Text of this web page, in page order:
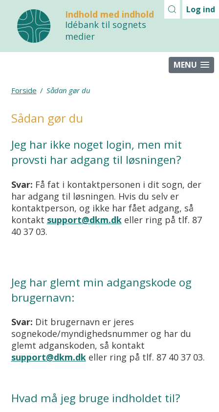
Log ind
Indhold med indhold
Idébank til sognets
medier
MENU
Forside / Sådan gør du
Sådan gør du
Jeg har ikke noget login, men mit
provsti har adgang til løsningen?
Svar: Få fat i kontaktpersonen i dit sogn, der
har adgang til løsningen. Hvis du selv er
kontaktperson, og ikke har fået adgang, så
kontakt support@dkm.dkeller ring på tlf. 87
40 37 03.
Jeg har glemt min adgangskode og
brugernavn:
Svar: Dit brugernavn er jeres
sognekode/myndighedsnummer og har du
glemt adganskoden, så kontakt
support@dkm.dkeller ring på tlf. 87 40 37 03.
Hvad må jeg bruge indholdet til?